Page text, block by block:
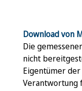
Download von
Die
nicht
Eigentümer
Verantwortung